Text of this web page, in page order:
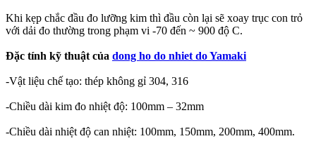
Khi kẹp chắc đầu đo lưỡng kim thì đầu còn lại sẽ xoay trục con trỏ
với dải đo thường trong phạm vi -70 đến ~ 900 độ C.
Đặc tính kỹ thuật của dong ho do nhiet do Yamaki
-Vật liệu chế tạo: thép không gỉ 304, 316
-Chiều dài kim đo nhiệt độ: 100mm – 32mm
-Chiều dài nhiệt độ can nhiệt: 100mm, 150mm, 200mm, 400mm.